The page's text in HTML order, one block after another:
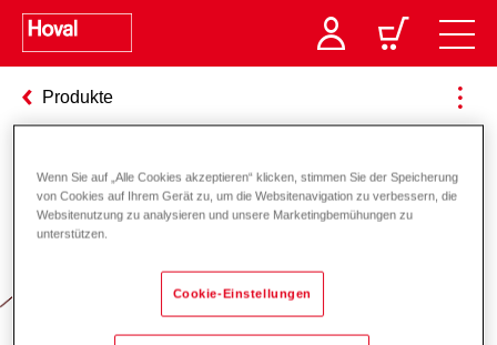
Produkte
Verantwortung für Energie und
Wenn Sie auf „Alle Cookies akzeptieren“ klicken, stimmen Sie der Speicherung
von Cookies auf Ihrem Gerät zu, um die Websitenavigation zu verbessern, die
Websitenutzung zu analysieren und unsere Marketingbemühungen zu
unterstützen.
Cookie-Einstellungen